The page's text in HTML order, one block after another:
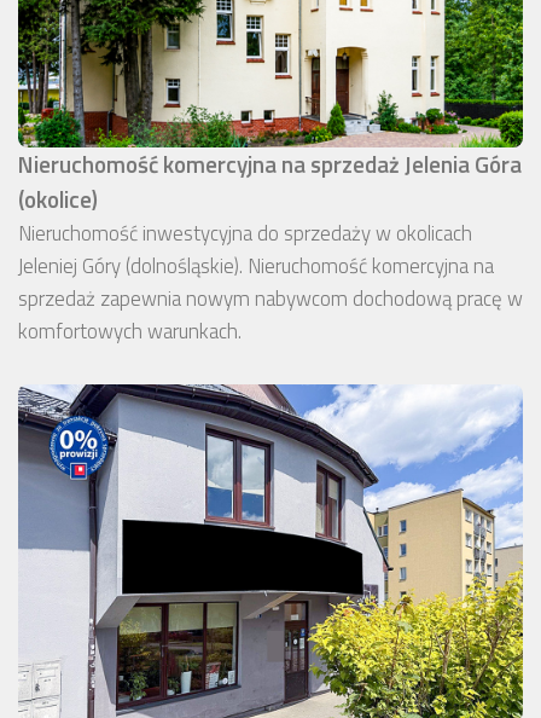
Nieruchomość komercyjna na sprzedaż Jelenia Góra
(okolice)
Nieruchomość inwestycyjna do sprzedaży w okolicach
Jeleniej Góry (dolnośląskie). Nieruchomość komercyjna na
sprzedaż zapewnia nowym nabywcom dochodową pracę w
komfortowych warunkach.